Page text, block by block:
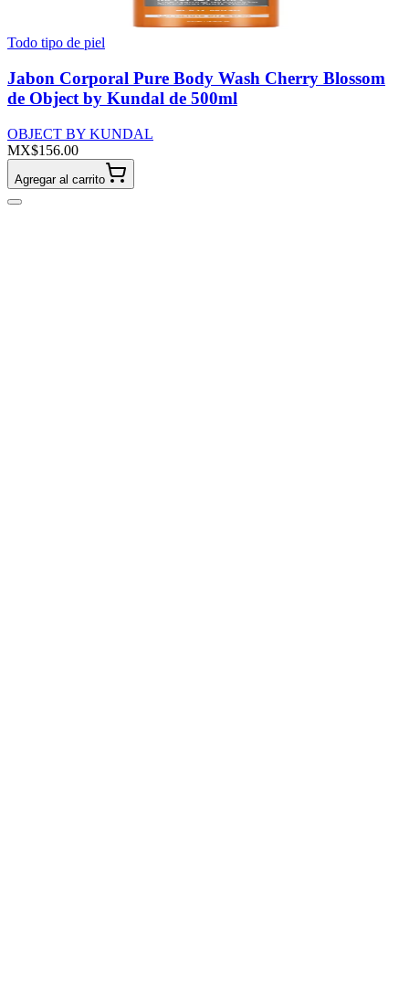
Todo tipo de piel
Jabon Corporal Pure Body Wash Cherry Blossom
de Object by Kundal de 500ml
OBJECT BY KUNDAL
MX$156.00
Agregar al carrito